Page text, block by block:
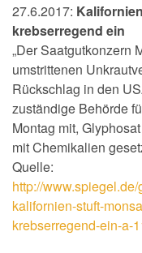
27.6.2017:
krebserregend ein
„Der Saatgutkonzern
umstrittenen
Rückschlag in den
zuständige Behörde
Montag mit,
mit Chemikalien
Quelle:
http://
kalifornien-stuft-
krebserregend-ein-a-